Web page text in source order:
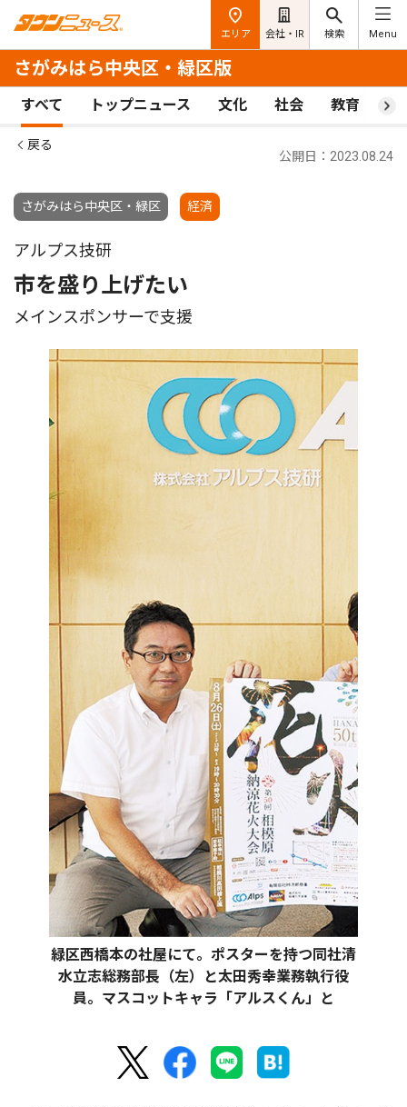
エリア 会社・IR 検索 Menu
さがみはら中央区・緑区版
すべて トップニュース 文化 社会 教育 ス
戻る
さがみはら中央区・緑区 経済
公開日：2023.08.24
アルプス技研
市を盛り上げたい
メインスポンサーで支援
緑区西橋本の社屋にて。ポスターを持つ同社清
水立志総務部長（左）と太田秀幸業務執行役
員。マスコットキャラ「アルスくん」と